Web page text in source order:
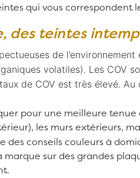
qui vous correspondent
des teintes
de
volatiles). Les COV
de COV est très élevé.
pour une meilleure
les murs extérieurs,
conseils couleurs à
sur des grandes
.